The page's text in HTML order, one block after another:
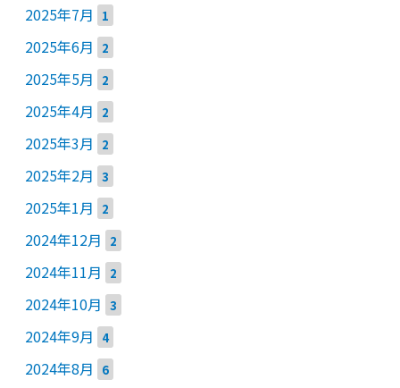
2025年7月 1
2025年6月 2
2025年5月 2
2025年4月 2
2025年3月 2
2025年2月 3
2025年1月 2
2024年12月 2
2024年11月 2
2024年10月 3
2024年9月 4
2024年8月 6